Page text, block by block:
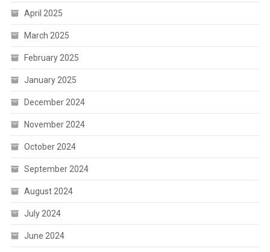
April 2025
March 2025
February 2025
January 2025
December 2024
November 2024
October 2024
September 2024
August 2024
July 2024
June 2024